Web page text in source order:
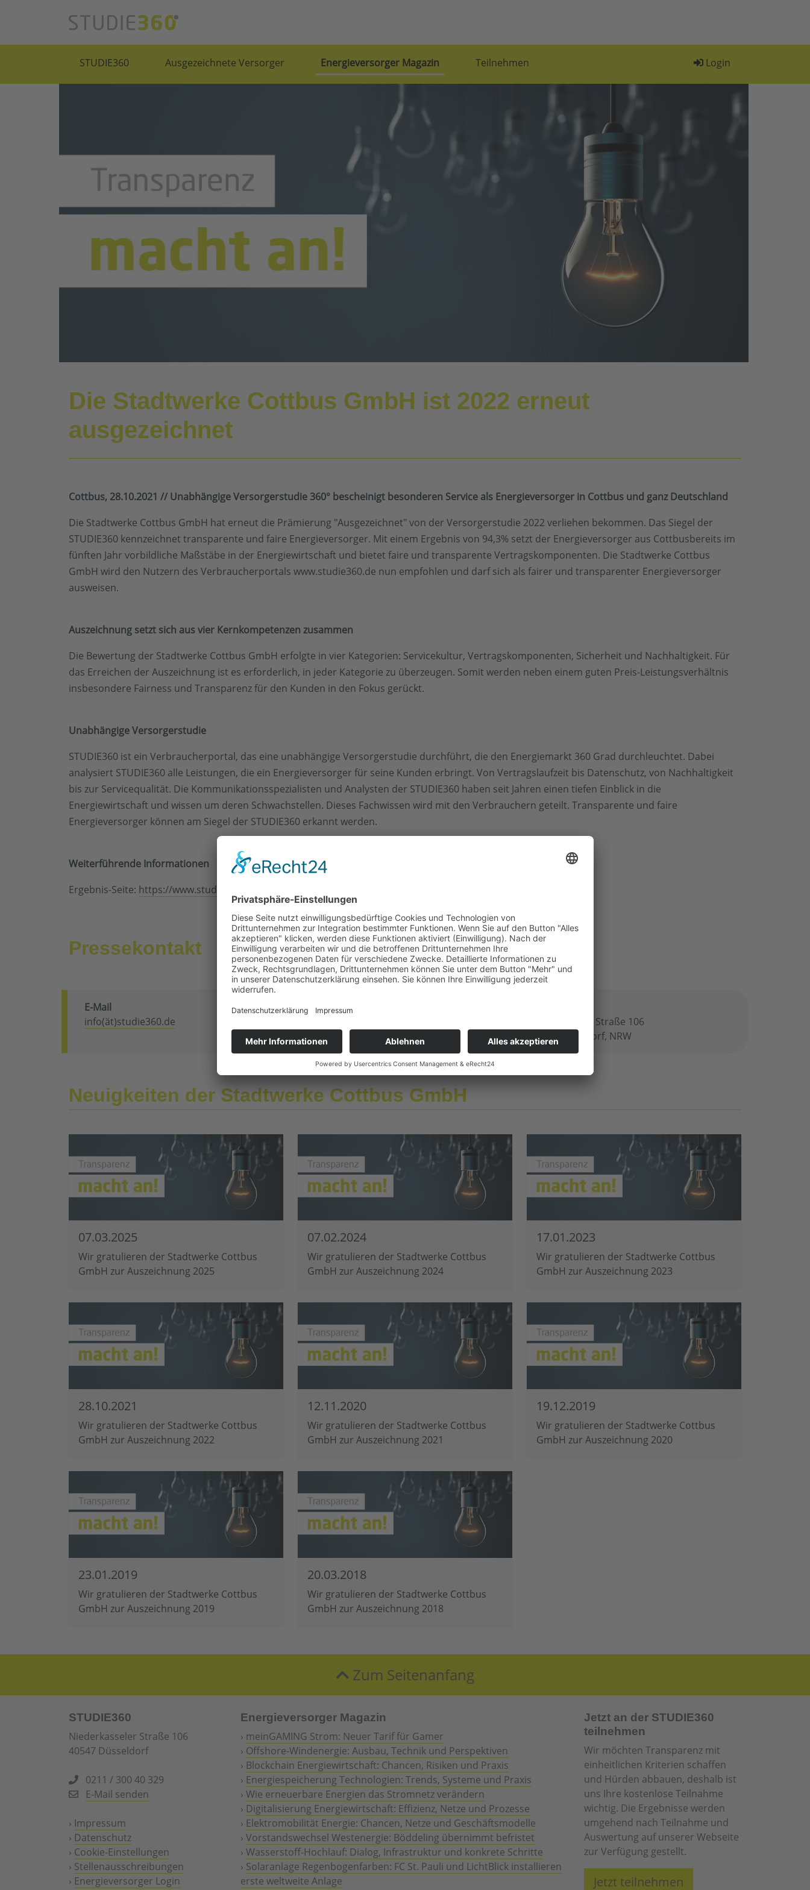
STUDIE360 Ausgezeichnete Versorger Energieversorger Magazin Teilnehmen Login
Die Stadtwerke Cottbus GmbH ist 2022 erneut
ausgezeichnet
Cottbus, 28.10.2021 // Unabhängige Versorgerstudie 360° bescheinigt besonderen Service als Energieversorger in Cottbus und ganz Deutschland
Die Stadtwerke Cottbus GmbH hat erneut die Prämierung "Ausgezeichnet" von der Versorgerstudie 2022 verliehen bekommen. Das Siegel der
STUDIE360 kennzeichnet transparente und faire Energieversorger. Mit einem Ergebnis von 94,3% setzt der Energieversorger aus Cottbusbereits im
fünften Jahr vorbildliche Maßstäbe in der Energiewirtschaft und bietet faire und transparente Vertragskomponenten. Die Stadtwerke Cottbus
GmbH wird den Nutzern des Verbraucherportals www.studie360.de nun empfohlen und darf sich als fairer und transparenter Energieversorger
ausweisen.
Auszeichnung setzt sich aus vier Kernkompetenzen zusammen
Die Bewertung der Stadtwerke Cottbus GmbH erfolgte in vier Kategorien: Servicekultur, Vertragskomponenten, Sicherheit und Nachhaltigkeit. Für
das Erreichen der Auszeichnung ist es erforderlich, in jeder Kategorie zu überzeugen. Somit werden neben einem guten Preis-Leistungsverhältnis
insbesondere Fairness und Transparenz für den Kunden in den Fokus gerückt.
Unabhängige Versorgerstudie
STUDIE360 ist ein Verbraucherportal, das eine unabhängige Versorgerstudie durchführt, die den Energiemarkt 360 Grad durchleuchtet. Dabei
analysiert STUDIE360 alle Leistungen, die ein Energieversorger für seine Kunden erbringt. Von Vertragslaufzeit bis Datenschutz, von Nachhaltigkeit
bis zur Servicequalität. Die Kommunikationsspezialisten und Analysten der STUDIE360 haben seit Jahren einen tiefen Einblick in die
Energiewirtschaft und wissen um deren Schwachstellen. Dieses Fachwissen wird mit den Verbrauchern geteilt. Transparente und faire
Energieversorger können am Siegel der STUDIE360 erkannt werden.
Weiterführende Informationen
Ergebnis-Seite: https://www.studie360.de/energieversorger/Stadtwerke-Cottbus-GmbH.html
Pressekontakt
E-Mail
info(ät)studie360.de
Telefon
Niederkasseler Straße 106
40547 Düsseldorf, NRW
Neuigkeiten der Stadtwerke Cottbus GmbH
07.03.2025
Wir gratulieren der Stadtwerke Cottbus
GmbH zur Auszeichnung 2025
07.02.2024
Wir gratulieren der Stadtwerke Cottbus
GmbH zur Auszeichnung 2024
17.01.2023
Wir gratulieren der Stadtwerke Cottbus
GmbH zur Auszeichnung 2023
28.10.2021
Wir gratulieren der Stadtwerke Cottbus
GmbH zur Auszeichnung 2022
12.11.2020
Wir gratulieren der Stadtwerke Cottbus
GmbH zur Auszeichnung 2021
19.12.2019
Wir gratulieren der Stadtwerke Cottbus
GmbH zur Auszeichnung 2020
23.01.2019
Wir gratulieren der Stadtwerke Cottbus
GmbH zur Auszeichnung 2019
20.03.2018
Wir gratulieren der Stadtwerke Cottbus
GmbH zur Auszeichnung 2018
Zum Seitenanfang
STUDIE360
Niederkasseler Straße 106
40547 Düsseldorf
0211 / 300 40 329
E-Mail senden
› Impressum
› Datenschutz
› Cookie-Einstellungen
› Stellenausschreibungen
› Energieversorger Login
Energieversorger Magazin
› meinGAMING Strom: Neuer Tarif für Gamer
› Offshore-Windenergie: Ausbau, Technik und Perspektiven
› Blockchain Energiewirtschaft: Chancen, Risiken und Praxis
› Energiespeicherung Technologien: Trends, Systeme und Praxis
› Wie erneuerbare Energien das Stromnetz verändern
› Digitalisierung Energiewirtschaft: Effizienz, Netze und Prozesse
› Elektromobilität Energie: Chancen, Netze und Geschäftsmodelle
› Vorstandswechsel Westenergie: Böddeling übernimmt befristet
› Wasserstoff-Hochlauf: Dialog, Infrastruktur und konkrete Schritte
› Solaranlage Regenbogenfarben: FC St. Pauli und LichtBlick installieren
erste weltweite Anlage
Jetzt an der STUDIE360
teilnehmen
Wir möchten Transparenz mit
einheitlichen Kriterien schaffen
und Hürden abbauen, deshalb ist
uns Ihre kostenlose Teilnahme
wichtig. Die Ergebnisse werden
umgehend nach Teilnahme und
Auswertung auf unserer Webseite
zur Verfügung gestellt.
Jetzt teilnehmen